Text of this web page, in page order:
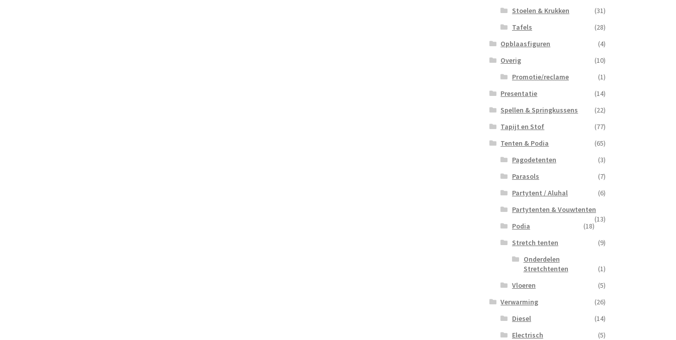
Stoelen & Krukken
(31)
Tafels
(28)
Opblaasfiguren
(4)
Overig
(10)
Promotie/reclame
(1)
Presentatie
(14)
Spellen & Springkussens
(22)
Tapijt en Stof
(77)
Tenten & Podia
(65)
Pagodetenten
(3)
Parasols
(7)
Partytent / Aluhal
(6)
Partytenten & Vouwtenten
(13)
Podia
(18)
Stretch tenten
(9)
Onderdelen
Stretchtenten
(1)
Vloeren
(5)
Verwarming
(26)
Diesel
(14)
Electrisch
(5)